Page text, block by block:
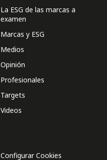
La ESG de las marcas a
examen
Marcas y ESG
Medios
Opinión
Profesionales
Targets
Videos
Configurar Cookies